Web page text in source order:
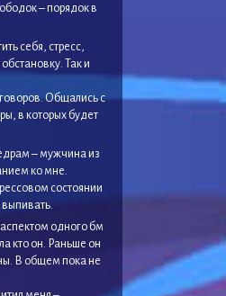
– порядок в
себя, стресс,
Так и
Общались с
в которых будет
– мужчина из
ко мне.
состоянии
одного бм
кто он. Раньше он
В общем пока не